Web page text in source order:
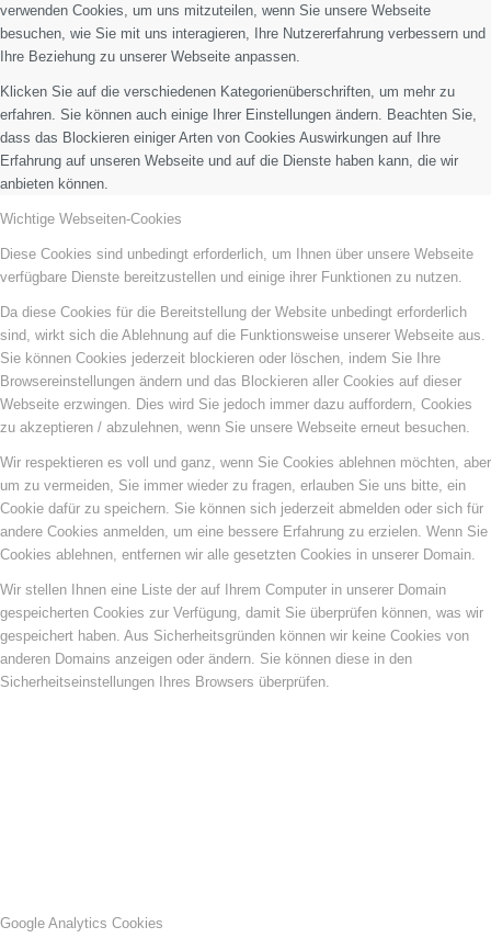
verwenden Cookies, um uns mitzuteilen, wenn Sie unsere Webseite
besuchen, wie Sie mit uns interagieren, Ihre Nutzererfahrung verbessern und
Ihre Beziehung zu unserer Webseite anpassen.
Klicken Sie auf die verschiedenen Kategorienüberschriften, um mehr zu
erfahren. Sie können auch einige Ihrer Einstellungen ändern. Beachten Sie,
dass das Blockieren einiger Arten von Cookies Auswirkungen auf Ihre
Erfahrung auf unseren Webseite und auf die Dienste haben kann, die wir
anbieten können.
Wichtige Webseiten-Cookies
Diese Cookies sind unbedingt erforderlich, um Ihnen über unsere Webseite
verfügbare Dienste bereitzustellen und einige ihrer Funktionen zu nutzen.
Da diese Cookies für die Bereitstellung der Website unbedingt erforderlich
sind, wirkt sich die Ablehnung auf die Funktionsweise unserer Webseite aus.
Sie können Cookies jederzeit blockieren oder löschen, indem Sie Ihre
Browsereinstellungen ändern und das Blockieren aller Cookies auf dieser
Webseite erzwingen. Dies wird Sie jedoch immer dazu auffordern, Cookies
zu akzeptieren / abzulehnen, wenn Sie unsere Webseite erneut besuchen.
Wir respektieren es voll und ganz, wenn Sie Cookies ablehnen möchten, aber
um zu vermeiden, Sie immer wieder zu fragen, erlauben Sie uns bitte, ein
Cookie dafür zu speichern. Sie können sich jederzeit abmelden oder sich für
andere Cookies anmelden, um eine bessere Erfahrung zu erzielen. Wenn Sie
Cookies ablehnen, entfernen wir alle gesetzten Cookies in unserer Domain.
Wir stellen Ihnen eine Liste der auf Ihrem Computer in unserer Domain
gespeicherten Cookies zur Verfügung, damit Sie überprüfen können, was wir
gespeichert haben. Aus Sicherheitsgründen können wir keine Cookies von
anderen Domains anzeigen oder ändern. Sie können diese in den
Sicherheitseinstellungen Ihres Browsers überprüfen.
Google Analytics Cookies